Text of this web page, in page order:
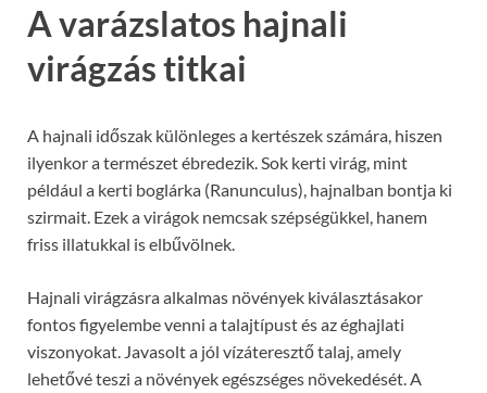
A varázslatos hajnali
virágzás titkai
A hajnali időszak különleges a kertészek számára, hiszen
ilyenkor a természet ébredezik. Sok kerti virág, mint
például a kerti boglárka (Ranunculus), hajnalban bontja ki
szirmait. Ezek a virágok nemcsak szépségükkel, hanem
friss illatukkal is elbűvölnek.
Hajnali virágzásra alkalmas növények kiválasztásakor
fontos figyelembe venni a talajtípust és az éghajlati
viszonyokat. Javasolt a jól vízáteresztő talaj, amely
lehetővé teszi a növények egészséges növekedését. A